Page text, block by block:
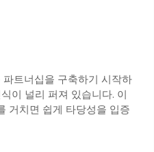
트너십을 구축하기 시작하
이 널리 퍼져 있습니다. 이
거치면 쉽게 타당성을 입증